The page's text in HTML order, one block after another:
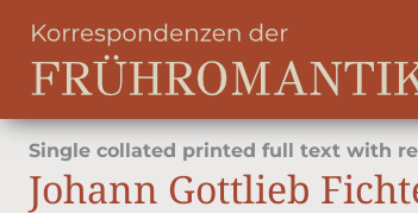
Single collated printed full text with
Johann Gottlieb